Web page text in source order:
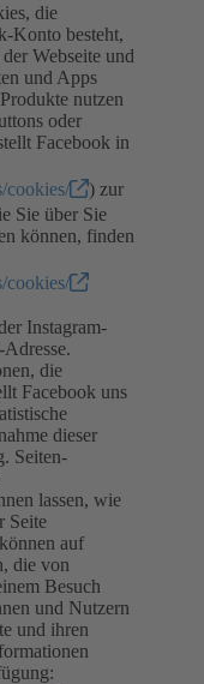
die
Konto besteht,
Webseite und
und Apps
nutzen
oder
Facebook in
cookies/
) zur
Sie über Sie
können, finden
cookies/
Instagram-
die
Facebook uns
dieser
Seiten-
lassen, wie
Seite
auf
die von
Besuch
und Nutzern
und ihren